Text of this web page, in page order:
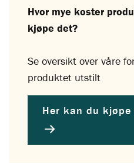
Hvor mye koster
kjøpe det?
Se oversikt over våre
produktet utstilt
Her kan du